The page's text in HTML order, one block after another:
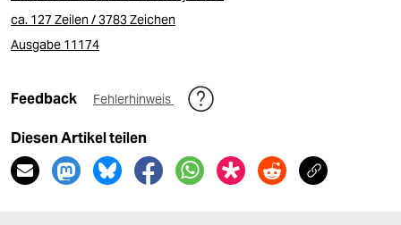
ca. 127 Zeilen / 3783 Zeichen
Ausgabe 11174
Feedback Fehlerhinweis
Diesen Artikel teilen